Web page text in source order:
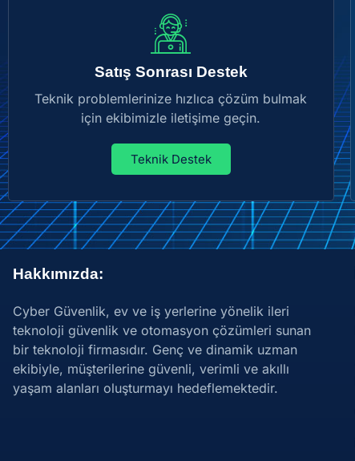
Satış Sonrası Destek
Teknik problemlerinize hızlıca çözüm bulmak
için ekibimizle iletişime geçin.
Teknik Destek
Hakkımızda:
Cyber Güvenlik, ev ve iş yerlerine yönelik ileri
teknoloji güvenlik ve otomasyon çözümleri sunan
bir teknoloji firmasıdır. Genç ve dinamik uzman
ekibiyle, müşterilerine güvenli, verimli ve akıllı
yaşam alanları oluşturmayı hedeflemektedir.